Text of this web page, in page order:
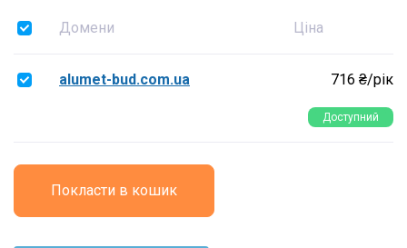
Домени Ціна
alumet-bud.com.ua 716 ₴/рік
Доступний
Покласти в кошик